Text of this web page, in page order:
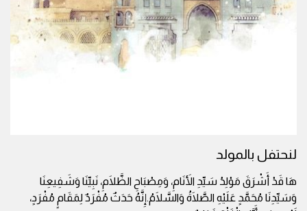
لنحتفل بالمولد
هَا قَدْ أَشْرَقَ مَوْلِدُ سَيِّدِ الأَنَامِ، وَمِصْبَاحِ الظَّلَامِ، نَبِيِّنَا وَشَفِيعِنَا
وَسَيِّدِنَا مُحَمَّدٍ عَلَيْهِ الصَّلَاةُ وَالسَّلَامُ.إِنَّهُ حَدَثٌ مُفْرَدٌ لِمَقَامٍ مُفْرَدٍ،